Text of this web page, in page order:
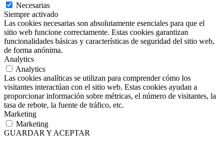
Necesarias
Siempre activado
Las cookies necesarias son absolutamente esenciales para que el
sitio web funcione correctamente. Estas cookies garantizan
funcionalidades básicas y características de seguridad del sitio web,
de forma anónima.
Analytics
Analytics
Las cookies analíticas se utilizan para comprender cómo los
visitantes interactúan con el sitio web. Estas cookies ayudan a
proporcionar información sobre métricas, el número de visitantes, la
tasa de rebote, la fuente de tráfico, etc.
Marketing
Marketing
GUARDAR Y ACEPTAR